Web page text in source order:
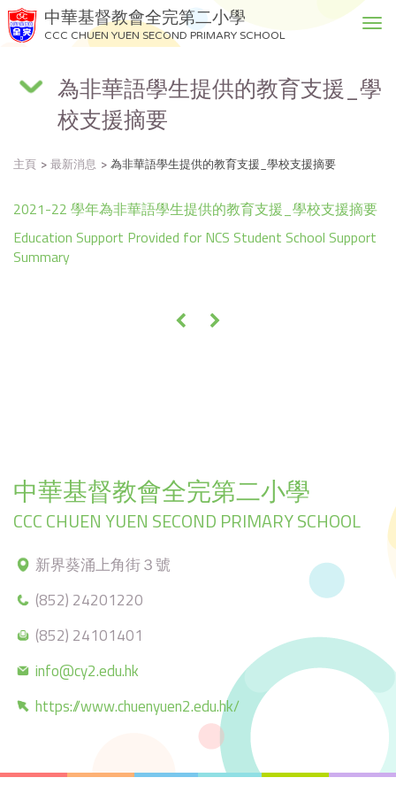
中華基督教會全完第二小學
CCC CHUEN YUEN SECOND PRIMARY SCHOOL
T
g
l
i
g
a
為非華語學生提供的教育支援_學
校支援摘要
主頁 最新消息 為非華語學生提供的教育支援_學校支援摘要
2021-22 學年為非華語學生提供的教育支援_學校支援摘要
Education Support Provided for NCS Student School Support
Summary
« »
中華基督教會全完第二小學
CCC CHUEN YUEN SECOND PRIMARY SCHOOL
新界葵涌上角街３號
(852) 24201220
(852) 24101401
info@cy2.edu.hk
https://www.chuenyuen2.edu.hk/